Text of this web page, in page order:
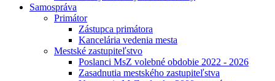
Samospráva
Primátor
Zástupca primátora
Kancelária vedenia mesta
Mestské zastupiteľstvo
Poslanci MsZ volebné obdobie 2022 - 2026
Zasadnutia mestského zastupiteľstva